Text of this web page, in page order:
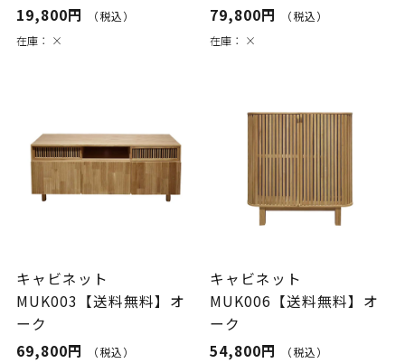
19,800円
（税込）
在庫： ×
79,800円
（税込）
在庫： ×
キャビネット
MUK003【送料無料】オ
ーク
69,800円
（税込）
キャビネット
MUK006【送料無料】オ
ーク
54,800円
（税込）